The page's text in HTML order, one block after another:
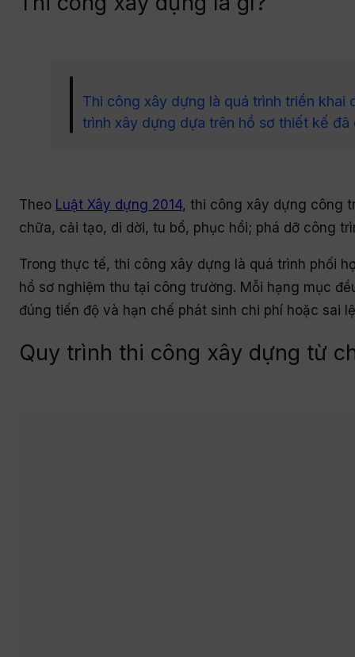
Thi công xây dựng là quá trình triển
trình xây dựng dựa trên hồ sơ thiết kế
Theo Luật Xây dựng 2014, thi công xây dựng công
chữa, cải tạo, di dời, tu bổ, phục hồi; phá dỡ công
Trong thực tế, thi công xây dựng là quá trình phối
hồ sơ nghiệm thu tại công trường. Mỗi hạng mục
đúng tiến độ và hạn chế phát sinh chi phí hoặc sai
Quy trình thi công xây dựng từ